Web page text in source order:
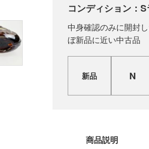
コンディション：S
中身確認のみに開封
ぼ新品に近い中古品
新品 N
商品説明